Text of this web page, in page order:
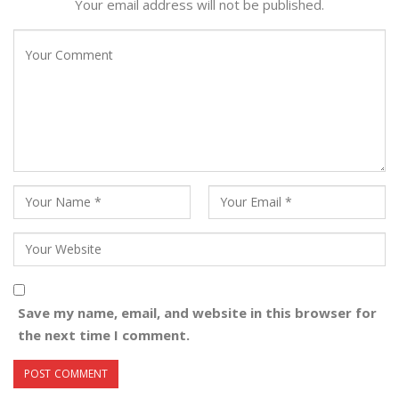
Your email address will not be published.
Save my name, email, and website in this browser for
the next time I comment.